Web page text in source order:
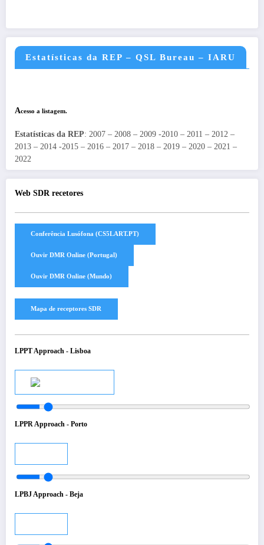
Estatísticas da REP – QSL Bureau – IARU
Acesso a listagem.
Estatísticas da REP: 2007 – 2008 – 2009 -2010 – 2011 – 2012 –
2013 – 2014 -2015 – 2016 – 2017 – 2018 – 2019 – 2020 – 2021 –
2022
Web SDR recetores
LPPT Approach - Lisboa
LPPR Approach - Porto
LPBJ Approach - Beja